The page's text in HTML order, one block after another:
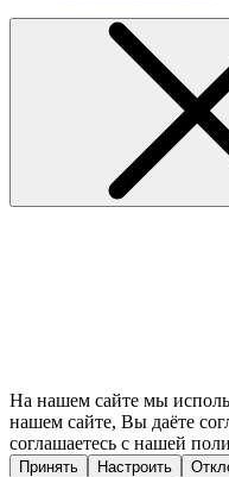
На нашем сайте мы
нашем сайте, Вы даёте
соглашаетесь с нашей
Принять Настроить